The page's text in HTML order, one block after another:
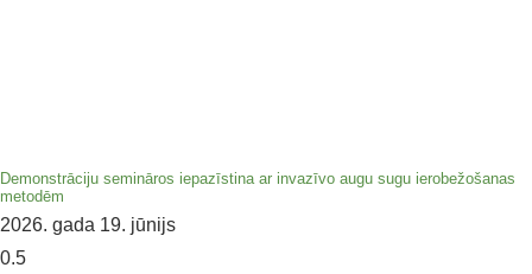
Demonstrāciju semināros iepazīstina ar invazīvo augu sugu ierobežošanas
metodēm
2026. gada 19. jūnijs